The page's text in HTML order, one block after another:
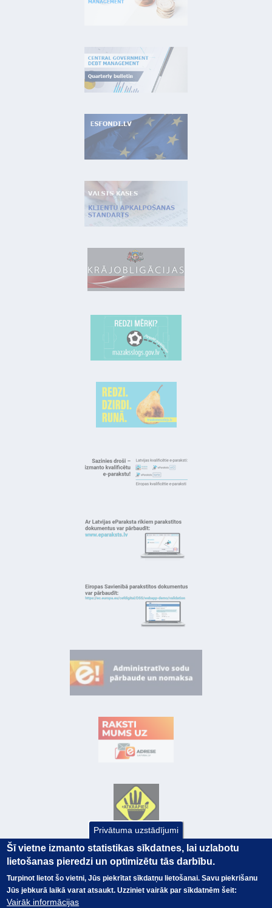
Privātuma uzstādījumi
Šī vietne izmanto statistikas sīkdatnes, lai uzlabotu
lietošanas pieredzi un optimizētu tās darbību.
Turpinot lietot šo vietni, Jūs piekrītat sīkdatņu lietošanai. Savu piekrišanu
Jūs jebkurā laikā varat atsaukt. Uzziniet vairāk par sīkdatnēm šeit:
Vairāk informācijas